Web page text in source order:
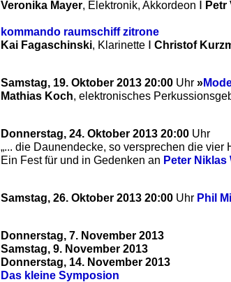
Veronika Mayer, Elektronik, Akkordeon Ι Petr
kommando raumschiff zitrone
Kai Fagaschinski, Klarinette Ι Christof
Samstag, 19. Oktober 2013 20:00 Uhr »
Mathias Koch, elektronisches
Donnerstag, 24. Oktober 2013 20:00 Uhr
„... die Daunendecke, so versprechen die vier
Ein Fest für und in Gedenken an Peter Niklas
Samstag, 26. Oktober 2013 20:00 Uhr Phil
Donnerstag, 7. November 2013
Samstag, 9. November 2013
Donnerstag, 14. November 2013
Das kleine Symposion